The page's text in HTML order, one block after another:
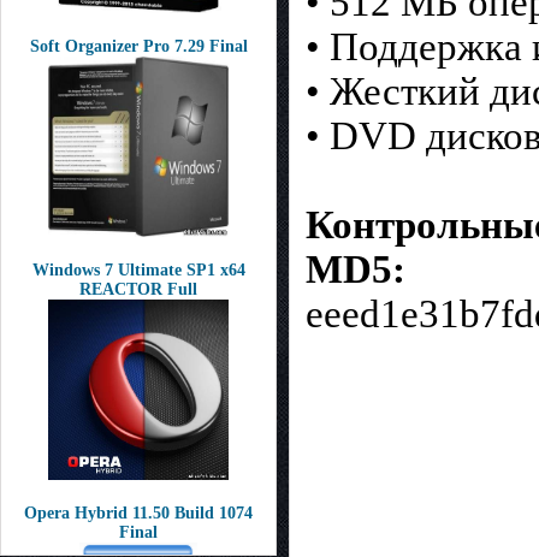
Soft Organizer Pro 7.29 Final
Windows 7 Ultimate SP1 x64
REACTOR Full
Opera Hybrid 11.50 Build 1074
Final
• Поддержка
• Жесткий
• DVD
MD5: